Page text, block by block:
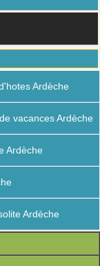
Ardèche
vacances Ardèche
Ardèche
Ardèche